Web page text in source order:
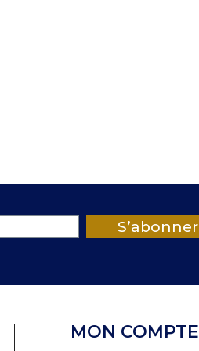
S’abonner
MON COMPTE